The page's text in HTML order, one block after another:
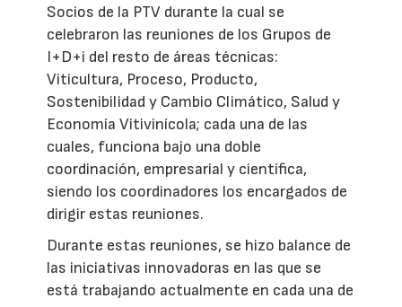
Socios de la PTV durante la cual se
celebraron las reuniones de los Grupos de
I+D+i del resto de áreas técnicas:
Viticultura, Proceso, Producto,
Sostenibilidad y Cambio Climático, Salud y
Economía Vitivinícola; cada una de las
cuales, funciona bajo una doble
coordinación, empresarial y científica,
siendo los coordinadores los encargados de
dirigir estas reuniones.
Durante estas reuniones, se hizo balance de
las iniciativas innovadoras en las que se
está trabajando actualmente en cada una de